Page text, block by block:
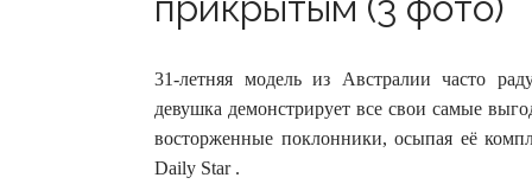
31-летняя модель из Австралии часто
девушка демонстрирует все свои самые
восторженные поклонники, осыпая её
Daily Star .